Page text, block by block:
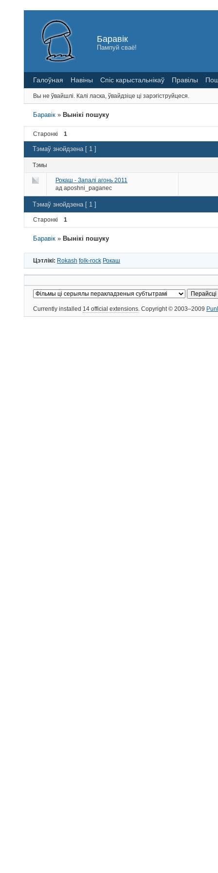
Баравік
Пампуй сваё!
Галоўная Навіны Спіс карыстальнікаў Правілы
Вы не ўвайшлі. Калі ласка, ўвайдзіце ці зарэгіструйцеся.
Баравік » Вынікі пошуку
Старонкі 1
Тэмаў знойдзена [ 1 ]
Тэмы
Рокаш - Запалi агонь 2011
ад aposhni_paganec
Тэмаў знойдзена [ 1 ]
Старонкі 1
Баравік » Вынікі пошуку
Цэтлікі: Rokash folk-rock Рокаш
Currently installed 14 official extensions. Copyright © 2003–2009